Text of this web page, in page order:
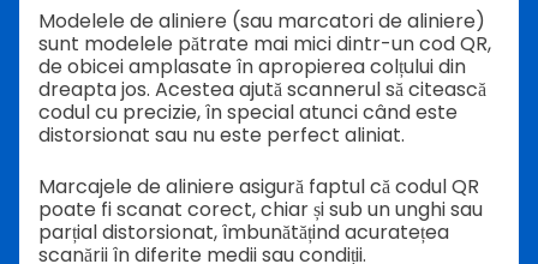
Modelele de aliniere (sau marcatori de aliniere)
sunt modelele pătrate mai mici dintr-un cod QR,
de obicei amplasate în apropierea colțului din
dreapta jos. Acestea ajută scannerul să citească
codul cu precizie, în special atunci când este
distorsionat sau nu este perfect aliniat.
Marcajele de aliniere asigură faptul că codul QR
poate fi scanat corect, chiar și sub un unghi sau
parțial distorsionat, îmbunătățind acuratețea
scanării în diferite medii sau condiții.